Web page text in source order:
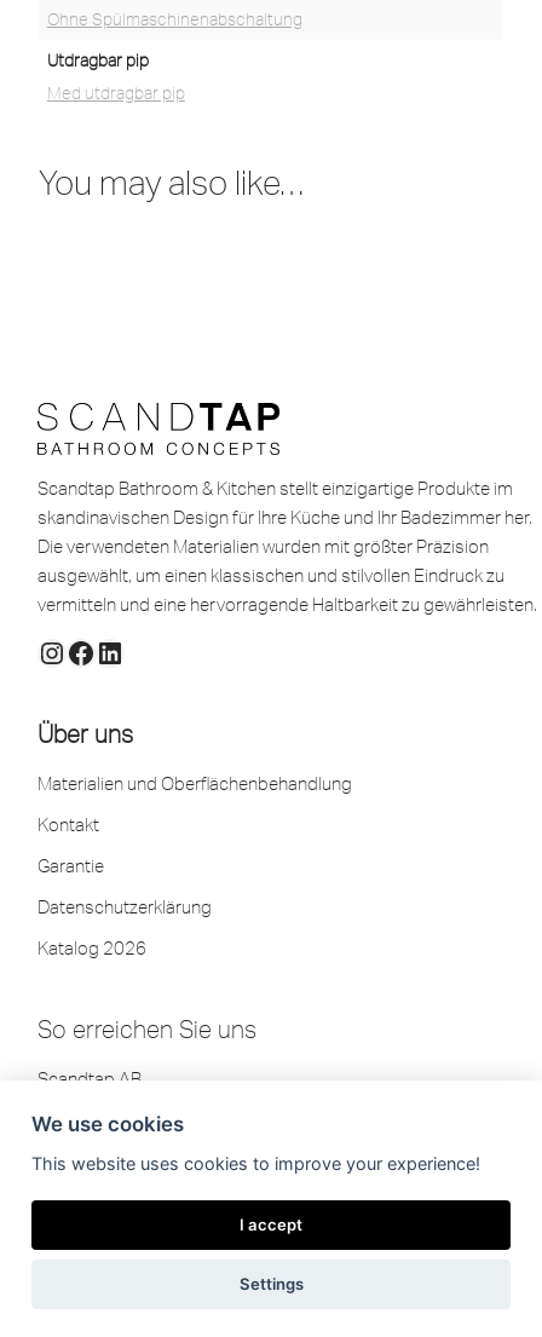
Ohne Spülmaschinenabschaltung
Utdragbar pip
Med utdragbar pip
You may also like…
Scandtap Bathroom & Kitchen stellt einzigartige Produkte im
skandinavischen Design für Ihre Küche und Ihr Badezimmer her.
Die verwendeten Materialien wurden mit größter Präzision
ausgewählt, um einen klassischen und stilvollen Eindruck zu
vermitteln und eine hervorragende Haltbarkeit zu gewährleisten.
Über uns
Materialien und Oberflächenbehandlung
Kontakt
Garantie
Datenschutzerklärung
Katalog 2026
So erreichen Sie uns
Scandtap AB
302 41 Halmstad, Schweden
Tel: +46 35-260 75 80
info[at]scandtap.com
Werktage:08:00–16:30
12:00–12:30
We use cookies
This website uses cookies to improve your experience!
I accept
Settings